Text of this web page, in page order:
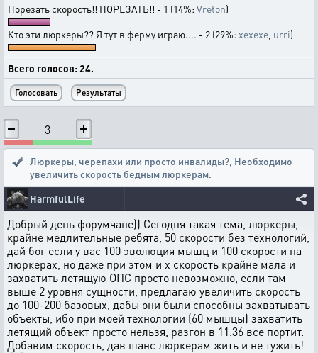
Порезать скорость!! ПОРЕЗАТЬ!! - 1 (14%: Vreton)
Кто эти люркеры?? Я тут в ферму играю.... - 2 (29%: xexexe urri)
Всего голосов: 24.
3
Люркеры, черепахи или просто инвалиды?, Необходимо
увеличить скорость бедным люркерам.
HarmfulLife
Добрый день форумчане)) Сегодня такая тема, люркеры,
крайне медлительные ребята, 50 скорости без технологий,
дай бог если у вас 100 эволюция мышц и 100 скорости на
люркерах, но даже при этом и х скорость крайне мала и
захватить летящую ОПС просто невозможно, если там
выше 2 уровня сущности, предлагаю увеличить скорость
до 100-200 базовых, дабы они были способны захватывать
объекты, ибо при моей технологии (60 мышцы) захватить
летящий объект просто нельзя, разгон в 11.36 все портит.
Добавим скорость, дав шанс люркерам жить и не тужить!